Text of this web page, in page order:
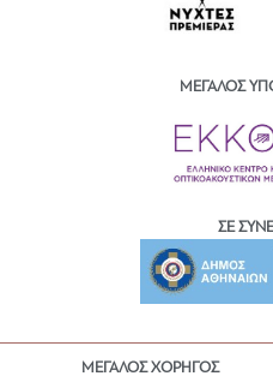
ΜΕΓΑΛΟΣ
ΣΕ
ΜΕΓΑΛΟΣ ΧΟΡΗΓΟΣ